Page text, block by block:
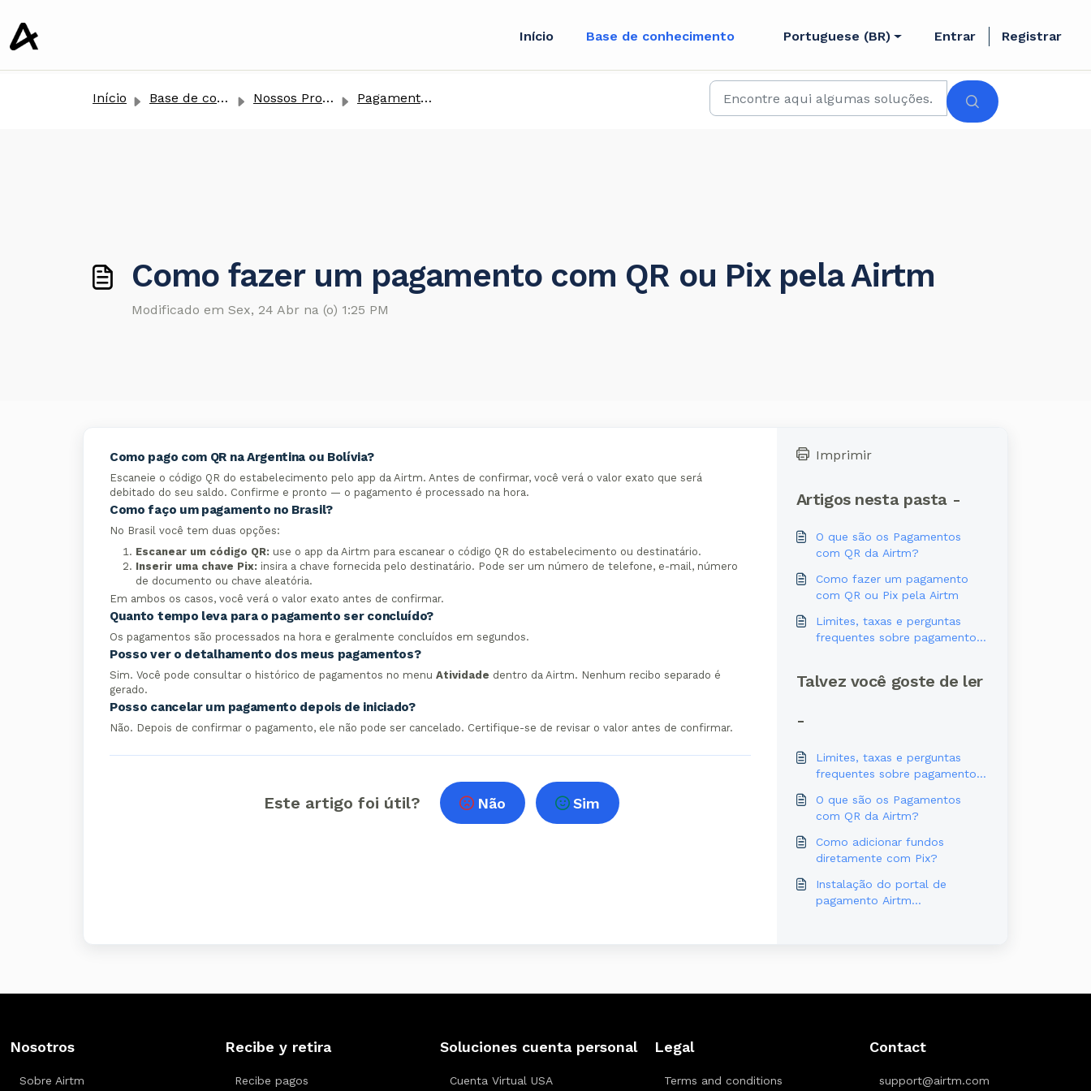
Início Base de conhecimento Portuguese (BR) Entrar Registrar
Início Base de conhecimento Nossos Produtos Pagamentos com QR e Pix
Como fazer um pagamento com QR ou Pix pela Airtm
Modificado em Sex, 24 Abr na (o) 1:25 PM
Como pago com QR na Argentina ou Bolívia?
Escaneie o código QR do estabelecimento pelo app da Airtm. Antes de confirmar, você verá o valor exato que será
debitado do seu saldo. Confirme e pronto — o pagamento é processado na hora.
Como faço um pagamento no Brasil?
No Brasil você tem duas opções:
Escanear um código QR: use o app da Airtm para escanear o código QR do estabelecimento ou destinatário.
Inserir uma chave Pix: insira a chave fornecida pelo destinatário. Pode ser um número de telefone, e-mail, número
de documento ou chave aleatória.
Em ambos os casos, você verá o valor exato antes de confirmar.
Quanto tempo leva para o pagamento ser concluído?
Os pagamentos são processados na hora e geralmente concluídos em segundos.
Posso ver o detalhamento dos meus pagamentos?
Sim. Você pode consultar o histórico de pagamentos no menu Atividade dentro da Airtm. Nenhum recibo separado é
gerado.
Posso cancelar um pagamento depois de iniciado?
Não. Depois de confirmar o pagamento, ele não pode ser cancelado. Certifique-se de revisar o valor antes de confirmar.
Este artigo foi útil? Não Sim
Imprimir
Artigos nesta pasta -
O que são os Pagamentos
com QR da Airtm?
Como fazer um pagamento
com QR ou Pix pela Airtm
Limites, taxas e perguntas
frequentes sobre pagamentos
Talvez você goste de ler
-
Limites, taxas e perguntas
frequentes sobre pagamentos
O que são os Pagamentos
com QR da Airtm?
Como adicionar fundos
diretamente com Pix?
Instalação do portal de
pagamento Airtm
Nosotros
Sobre Airtm
Recibe y retira
Recibe pagos
Soluciones cuenta personal
Cuenta Virtual USA
Legal
Terms and conditions
Contact
support@airtm.com